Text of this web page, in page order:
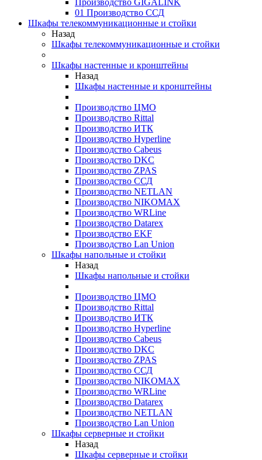
Производство GIGALINK
01 Производство ССД
Шкафы телекоммуникационные и стойки
Назад
Шкафы телекоммуникационные и стойки
Шкафы настенные и кронштейны
Назад
Шкафы настенные и кронштейны
Производство ЦМО
Производство Rittal
Производство ИТК
Производство Hyperline
Производство Cabeus
Производство DKC
Производство ZPAS
Производство ССД
Производство NETLAN
Производство NIKOMAX
Производство WRLine
Производство Datarex
Производство EKF
Производство Lan Union
Шкафы напольные и стойки
Назад
Шкафы напольные и стойки
Производство ЦМО
Производство Rittal
Производство ИТК
Производство Hyperline
Производство Cabeus
Производство DKC
Производство ZPAS
Производство ССД
Производство NIKOMAX
Производство WRLine
Производство Datarex
Производство NETLAN
Производство Lan Union
Шкафы серверные и стойки
Назад
Шкафы серверные и стойки